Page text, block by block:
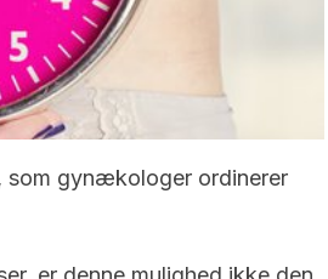
som gynækologer ordinerer